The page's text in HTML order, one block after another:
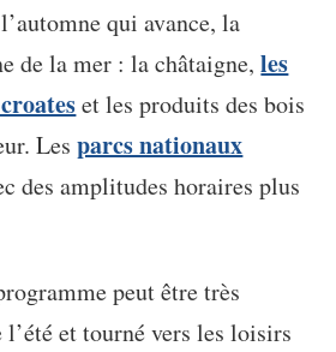
qui avance, la
de la mer : la châtaigne,les
et les produits des bois
Lesparcs nationaux
des amplitudes horaires plus
peut être très
et tourné vers les loisirs